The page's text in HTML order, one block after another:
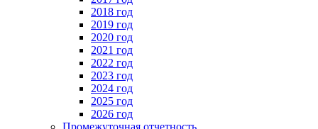
2018 год
2019 год
2020 год
2021 год
2022 год
2023 год
2024 год
2025 год
2026 год
Промежуточная отчетность